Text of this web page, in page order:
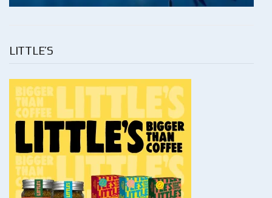
LITTLE’S